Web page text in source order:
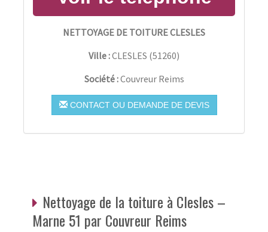
NETTOYAGE DE TOITURE CLESLES
Ville :CLESLES (51260)
Société :Couvreur Reims
CONTACT OU DEMANDE DE DEVIS
Nettoyage de la toiture à Clesles –
Marne 51 par Couvreur Reims